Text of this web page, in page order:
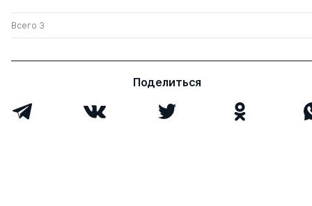
Всего 3
Поделиться